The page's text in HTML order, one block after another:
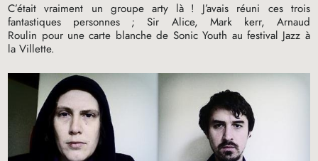
C’était vraiment un groupe arty là ! J’avais réuni ces trois
fantastiques personnes
; Sir Alice, Mark kerr, Arnaud
Roulin pour une carte blanche de Sonic Youth au festival Jazz à
la Villette.